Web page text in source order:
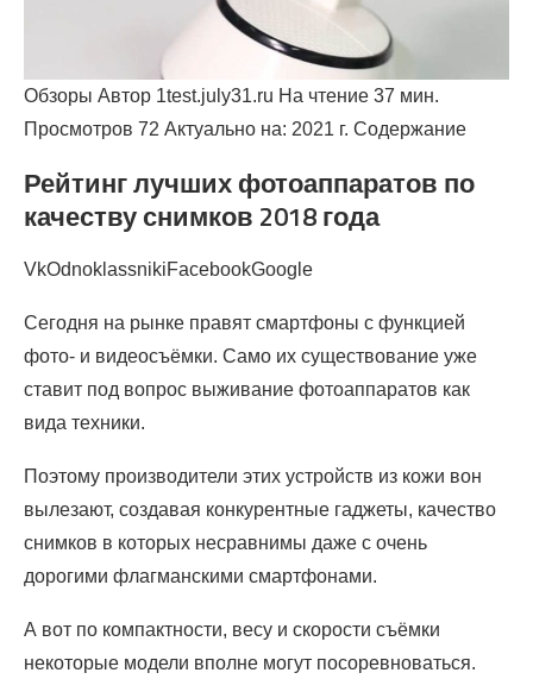
Обзоры Автор 1test.july31.ru На чтение 37 мин.
Просмотров 72 Актуально на: 2021 г. Содержание
Рейтинг лучших фотоаппаратов по
качеству снимков 2018 года
VkOdnoklassnikiFacebookGoogle
Сегодня на рынке правят смартфоны с функцией
фото- и видеосъёмки. Само их существование уже
ставит под вопрос выживание фотоаппаратов как
вида техники.
Поэтому производители этих устройств из кожи вон
вылезают, создавая конкурентные гаджеты, качество
снимков в которых несравнимы даже с очень
дорогими флагманскими смартфонами.
А вот по компактности, весу и скорости съёмки
некоторые модели вполне могут посоревноваться.